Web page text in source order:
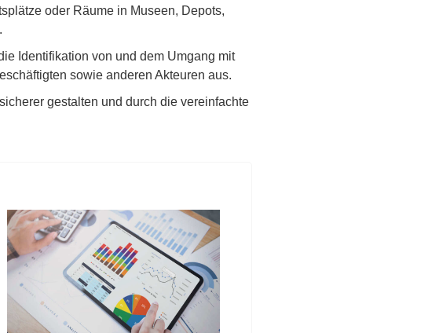
oder Räume in Museen, Depots,
Identifikation von und dem Umgang mit
sowie anderen Akteuren aus.
gestalten und durch die vereinfachte